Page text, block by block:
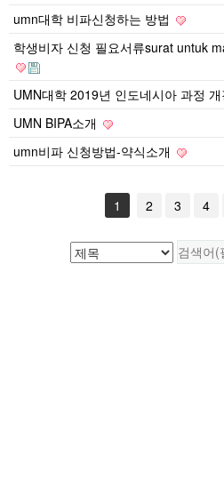
umn대학 비파신청하는 방법
학생비자 신청 필요서류surat untuk
UMN대학 2019년 인도네시아 과정 개
UMN BIPA소개
umn비파 신청방법-약식소개
1 2 3 4